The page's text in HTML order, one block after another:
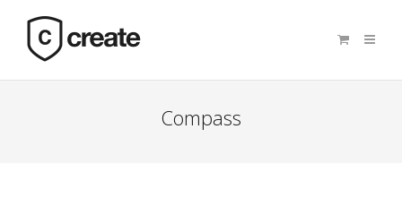
Compass